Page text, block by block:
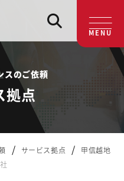
MENU
スのご依頼
拠点
/ サービス拠点 /
甲信越地